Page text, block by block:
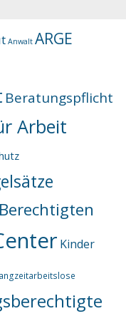
Anwalt ARGE
Beratungspflicht
Arbeit
Kinder